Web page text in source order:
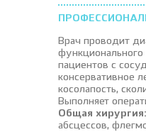
Врач проводит
функционального
пациентов с
консервативное
косолапость,
Выполняет
Общая хирургия:
абсцессов,